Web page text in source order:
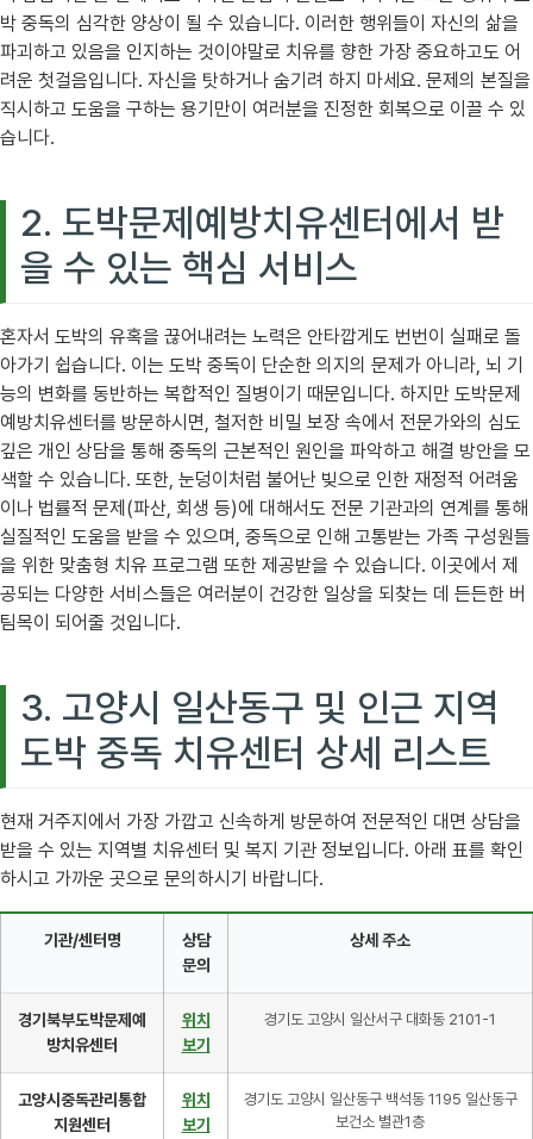
박 중독의 심각한 양상이 될 수 있습니다. 이러한 행위들이 자신의 삶을
파괴하고 있음을 인지하는 것이야말로 치유를 향한 가장 중요하고도 어
려운 첫걸음입니다. 자신을 탓하거나 숨기려 하지 마세요. 문제의 본질을
직시하고 도움을 구하는 용기만이 여러분을 진정한 회복으로 이끌 수 있
습니다.
2. 도박문제예방치유센터에서 받
을 수 있는 핵심 서비스
혼자서 도박의 유혹을 끊어내려는 노력은 안타깝게도 번번이 실패로 돌
아가기 쉽습니다. 이는 도박 중독이 단순한 의지의 문제가 아니라, 뇌 기
능의 변화를 동반하는 복합적인 질병이기 때문입니다. 하지만 도박문제
예방치유센터를 방문하시면, 철저한 비밀 보장 속에서 전문가와의 심도
깊은 개인 상담을 통해 중독의 근본적인 원인을 파악하고 해결 방안을 모
색할 수 있습니다. 또한, 눈덩이처럼 불어난 빚으로 인한 재정적 어려움
이나 법률적 문제(파산, 회생 등)에 대해서도 전문 기관과의 연계를 통해
실질적인 도움을 받을 수 있으며, 중독으로 인해 고통받는 가족 구성원들
을 위한 맞춤형 치유 프로그램 또한 제공받을 수 있습니다. 이곳에서 제
공되는 다양한 서비스들은 여러분이 건강한 일상을 되찾는 데 든든한 버
팀목이 되어줄 것입니다.
3. 고양시 일산동구 및 인근 지역
도박 중독 치유센터 상세 리스트
현재 거주지에서 가장 가깝고 신속하게 방문하여 전문적인 대면 상담을
받을 수 있는 지역별 치유센터 및 복지 기관 정보입니다. 아래 표를 확인
하시고 가까운 곳으로 문의하시기 바랍니다.
기관/센터명
상담
문의
상세 주소
경기북부도박문제예
방치유센터
위치
보기
경기도 고양시 일산서구 대화동 2101-1
고양시중독관리통합
지원센터
위치
보기
경기도 고양시 일산동구 백석동 1195 일산동구
보건소 별관1층